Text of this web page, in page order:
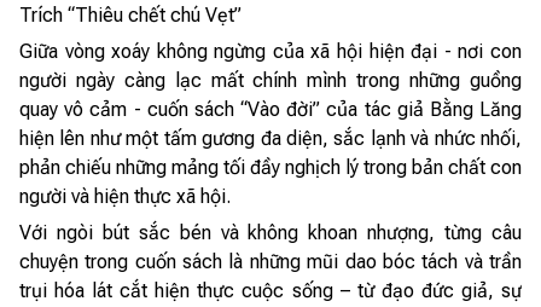
Trích “Thiêu chết chú Vẹt”
Giữa vòng xoáy không ngừng của xã hội hiện đại - nơi con
người ngày càng lạc mất chính mình trong những guồng
quay vô cảm - cuốn sách “Vào đời” của tác giả Bằng Lăng
hiện lên như một tấm gương đa diện, sắc lạnh và nhức nhối,
phản chiếu những mảng tối đầy nghịch lý trong bản chất con
người và hiện thực xã hội.
Với ngòi bút sắc bén và không khoan nhượng, từng câu
chuyện trong cuốn sách là những mũi dao bóc tách và trần
trụi hóa lát cắt hiện thực cuộc sống – từ đạo đức giả, sự